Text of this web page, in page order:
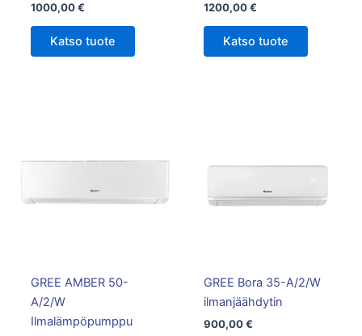
1000,00€
Katso tuote
1200,00€
Katso tuote
GREE AMBER 50-
A/2/W
Ilmalämpöpumppu
GREE Bora 35-A/2/W
ilmanjäähdytin
900,00€